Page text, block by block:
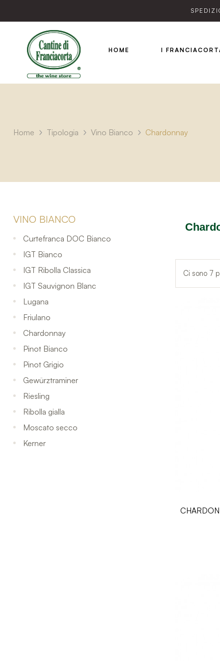
HOME I
Home Tipologia Vino Bianco Chardonnay
VINO BIANCO
Curtefranca DOC Bianco
IGT Bianco
IGT Ribolla Classica
IGT Sauvignon Blanc
Lugana
Friulano
Chardonnay
Pinot Bianco
Pinot Grigio
Gewürztraminer
Riesling
Ribolla gialla
Moscato secco
Kerner
Ci sono 7